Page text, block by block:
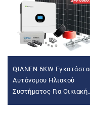
QIANEN 6KW
Αυτόνομου Ηλιακού
Συστήματος Για Οικιακή